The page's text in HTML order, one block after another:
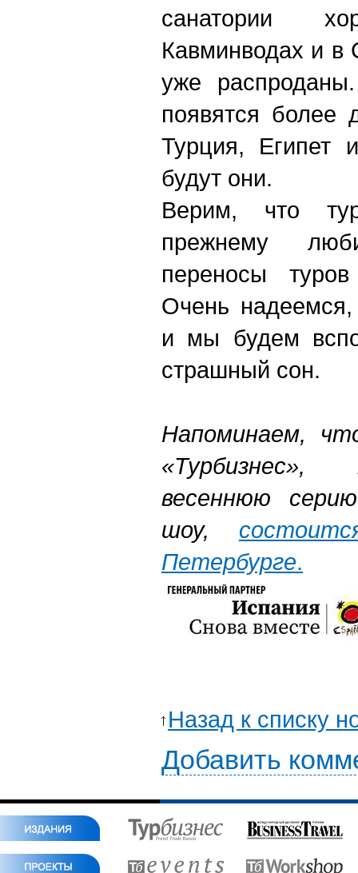
санатории
Кавминводах и в
уже
появятся более
Турция, Египет
будут они.
Верим, что
прежнему
переносы
Очень
и мы будем
страшный сон.
Напоминаем,
весеннюю
шоу,
Петербурге.
Назад к списку
Добавить